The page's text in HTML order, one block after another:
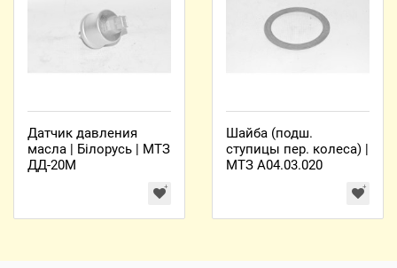
Датчик давления
масла | Білорусь | МТЗ
ДД-20М
Шайба (подш.
ступицы пер. колеса) |
МТЗ А04.03.020